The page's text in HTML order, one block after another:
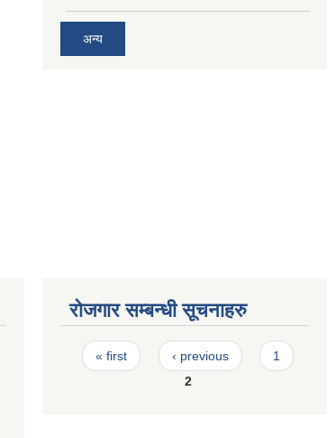
अन्य
रोजगार सम्बन्धी सूचनाहरु
Pages
« first ‹ previous
1
2